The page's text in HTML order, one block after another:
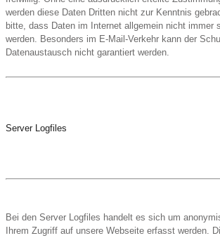
werden diese Daten Dritten nicht zur Kenntnis
bitte, dass Daten im Internet allgemein nicht immer
werden. Besonders im E-Mail-Verkehr kann der
Datenaustausch nicht garantiert werden.
Server Logfiles
Bei den Server Logfiles handelt es sich um
Ihrem Zugriff auf unsere Webseite erfasst werden.